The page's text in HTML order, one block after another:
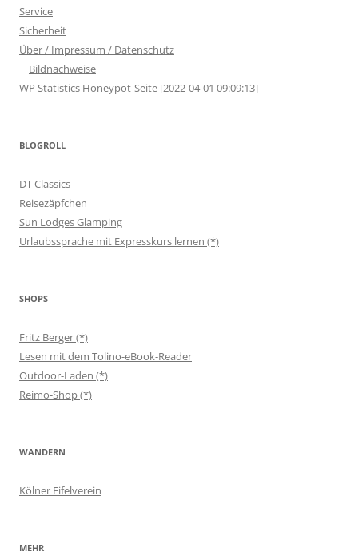
Service
Sicherheit
Über / Impressum / Datenschutz
Bildnachweise
WP Statistics Honeypot-Seite [2022-04-01 09:09:13]
BLOGROLL
DT Classics
Reisezäpfchen
Sun Lodges Glamping
Urlaubssprache mit Expresskurs lernen (*)
SHOPS
Fritz Berger (*)
Lesen mit dem Tolino-eBook-Reader
Outdoor-Laden (*)
Reimo-Shop (*)
WANDERN
Kölner Eifelverein
MEHR